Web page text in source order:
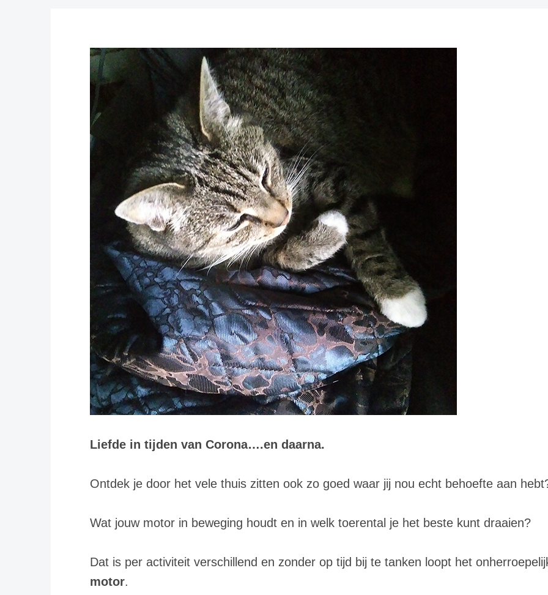
Liefde in tijden van Corona….en daarna.
Ontdek je door het vele thuis zitten ook zo goed waar jij nou echt behoefte aan
Wat jouw motor in beweging houdt en in welk toerental je het beste kunt draaien?
Dat is per activiteit verschillend en zonder op tijd bij te tanken loopt het
motor.